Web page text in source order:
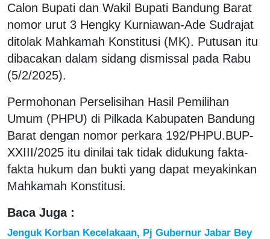
Calon Bupati dan Wakil Bupati Bandung Barat
nomor urut 3 Hengky Kurniawan-Ade Sudrajat
ditolak Mahkamah Konstitusi (MK). Putusan itu
dibacakan dalam sidang dismissal pada Rabu
(5/2/2025).
Permohonan Perselisihan Hasil Pemilihan
Umum (PHPU) di Pilkada Kabupaten Bandung
Barat dengan nomor perkara 192/PHPU.BUP-
XXIII/2025 itu dinilai tak tidak didukung fakta-
fakta hukum dan bukti yang dapat meyakinkan
Mahkamah Konstitusi.
Baca Juga :
Jenguk Korban Kecelakaan, Pj Gubernur Jabar Bey